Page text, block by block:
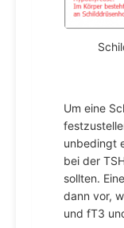
Um eine
unbedingt
bei der
sollten.
dann vor,
und fT3